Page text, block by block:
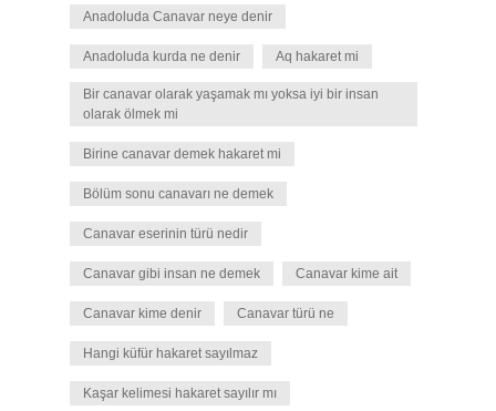
Anadoluda Canavar neye denir
Anadoluda kurda ne denir Aq hakaret mi
Bir canavar olarak yaşamak mı yoksa iyi bir insan
olarak ölmek mi
Birine canavar demek hakaret mi
Bölüm sonu canavarı ne demek
Canavar eserinin türü nedir
Canavar gibi insan ne demek Canavar kime ait
Canavar kime denir Canavar türü ne
Hangi küfür hakaret sayılmaz
Kaşar kelimesi hakaret sayılır mı